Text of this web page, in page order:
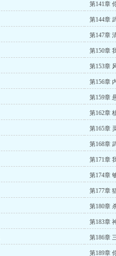
第141章
第144章
第147章
第150章
第153章
第156章
第159章
第162章
第165章
第168章
第171章
第174章
第177章
第180章
第183章
第186章
第189章